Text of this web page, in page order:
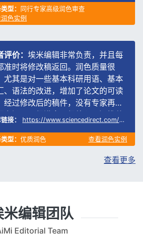
服务类型：同行专家高级润色审查
查看润色实例
作者评价：润色时效很快，质量高
专业。个人的行文还是偏向中文意
没有达到真正的英文思维，润色后
很明显看到修改前后的表达差异，
文的行文有很大提升，效率也高，
意。客服非常耐心专业，回复很及
感谢埃米编辑！
文章链接： https://iopscience.iop.org/article/10.1088/1361-6560/
服务类型： 查看润色
查看更多
米编辑团队
Editorial Team